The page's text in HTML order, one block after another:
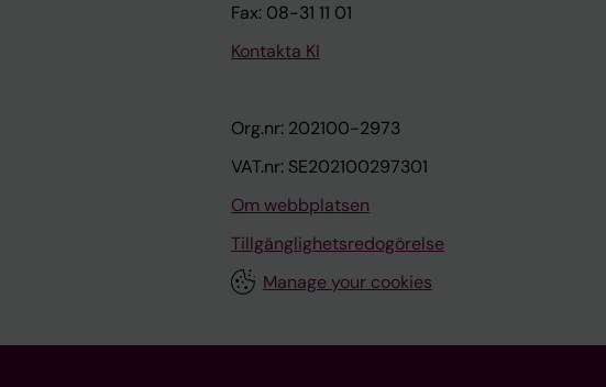
Fax: 08-31 11 01
Kontakta KI
Org.nr: 202100-2973
VAT.nr: SE202100297301
Om webbplatsen
Tillgänglighetsredogörelse
Manage your cookies